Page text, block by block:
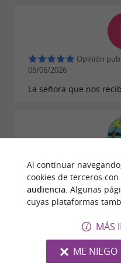
Opinión
05/06/2026
La señora que nos
Opinión
24/07/2025
Una bienvenida muy
y ¡todo con una sonrisa!
Al continuar
cookies de terceros
audiencia. Algunas
cuyas plataformas
MÁS
ME NIEGO